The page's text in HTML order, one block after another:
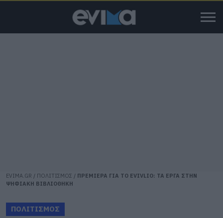
EVIMA.GR / ΠΟΛΙΤΙΣΜΟΣ / ΠΡΕΜΙΕΡΑ ΓΙΑ ΤΟ EVIVLIO: ΤΑ ΕΡΓΑ ΣΤΗΝ
ΨΗΦΙΑΚΗ ΒΙΒΛΙΟΘΗΚΗ
ΠΟΛΙΤΙΣΜΟΣ